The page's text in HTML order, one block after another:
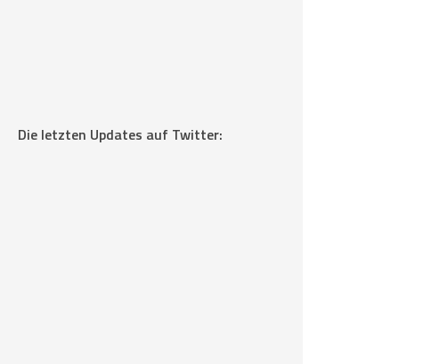
Die letzten Updates auf Twitter: